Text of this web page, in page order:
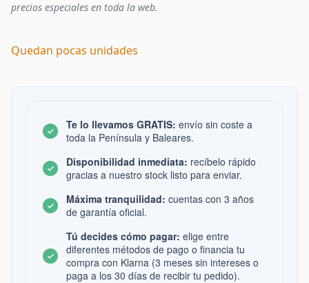
precios especiales en toda la web.
Quedan pocas unidades
Te lo llevamos GRATIS: envío sin coste a
toda la Península y Baleares.
Disponibilidad inmediata: recíbelo rápido
gracias a nuestro stock listo para enviar.
Máxima tranquilidad: cuentas con 3 años
de garantía oficial.
Tú decides cómo pagar: elige entre
diferentes métodos de pago o financia tu
compra con Klarna (3 meses sin intereses o
paga a los 30 días de recibir tu pedido).